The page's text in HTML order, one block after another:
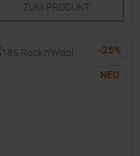
ZUM PRODUKT
-25%
NEU